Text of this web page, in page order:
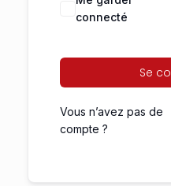
connecté
Se
Vous n’avez pas de
compte ?